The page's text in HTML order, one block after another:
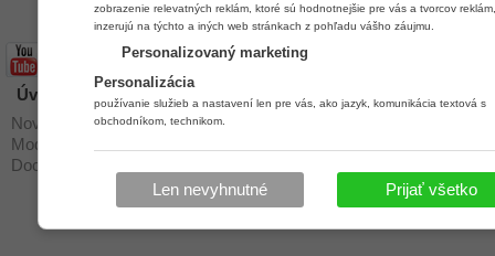
Úvod
Novinky a zmeny
Moduly
Dochádzkové terminály
Stiahnuť
Návody
Stiahnuť
Kontakt
zobrazenie relevatných reklám, ktoré sú hodnotnejšie pre vás a tvorcov
inzerujú na týchto a iných web stránkach z pohľadu vášho záujmu.
Personalizovaný marketing
Personalizácia
používanie služieb a nastavení len pre vás, ako jazyk, komunikácia textová s
obchodníkom, technikom.
Len nevyhnutné Prijať všetko